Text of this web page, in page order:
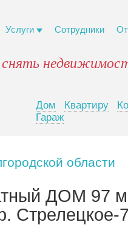
Услуги Сотрудники
Дом Квартиру
Гараж
области
ДОМ 97
Стрелецкое-